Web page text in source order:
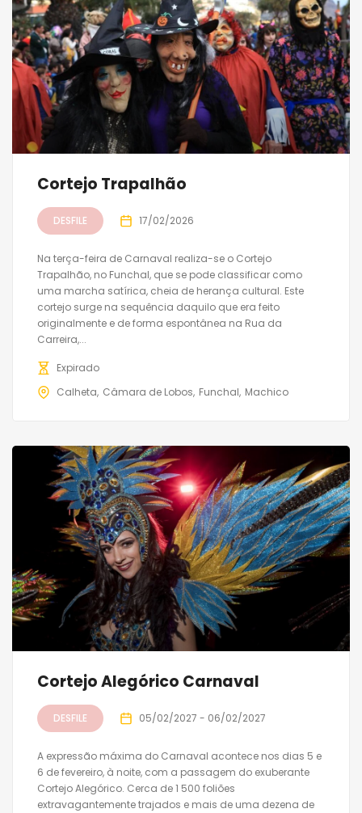
Cortejo Trapalhão
DESFILE 17/02/2026
Na terça-feira de Carnaval realiza-se o Cortejo
Trapalhão, no Funchal, que se pode classificar como
uma marcha satírica, cheia de herança cultural. Este
cortejo surge na sequência daquilo que era feito
originalmente e de forma espontânea na Rua da
Carreira,...
Expirado
Calheta Câmara de Lobos Funchal Machico
Cortejo Alegórico Carnaval
DESFILE 05/02/2027 - 06/02/2027
A expressão máxima do Carnaval acontece nos dias 5 e
6 de fevereiro, à noite, com a passagem do exuberante
Cortejo Alegórico. Cerca de 1 500 foliões
extravagantemente trajados e mais de uma dezena de